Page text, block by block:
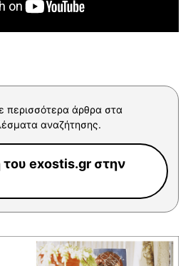
περισσότερα άρθρα στα
αναζήτησης.
exostis.gr στην